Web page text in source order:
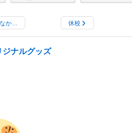
なか… 休校
ナルグッズ